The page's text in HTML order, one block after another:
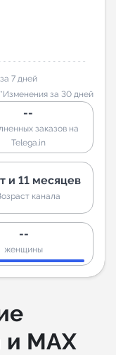
7 дней
*Изменения за 30 дней
--
заказов на
Telega.in
и 11 месяцев
канала
--
женщины
MAX